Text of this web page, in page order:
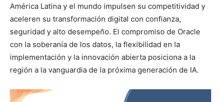
América Latina y el mundo impulsen su competitividad y
aceleren su transformación digital con confianza,
seguridad y alto desempeño. El compromiso de Oracle
con la soberanía de los datos, la flexibilidad en la
implementación y la innovación abierta posiciona a la
región a la vanguardia de la próxima generación de IA.